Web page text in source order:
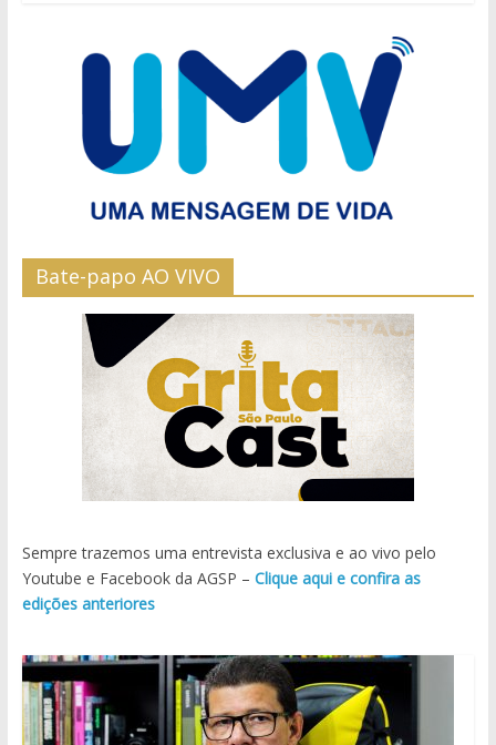
Bate-papo AO VIVO
Sempre trazemos uma entrevista exclusiva e ao vivo pelo
Youtube e Facebook da AGSP – Clique aqui e confira as
edições anteriores